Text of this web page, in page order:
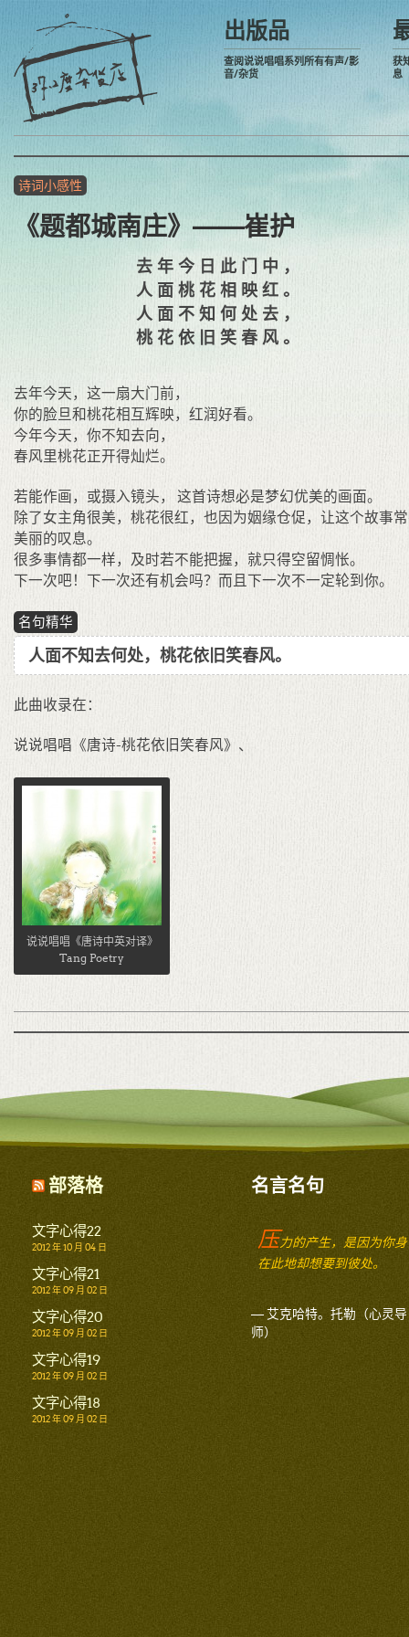
出版品
查阅说说唱唱系列所有有声/影
音/杂货
获
息
诗词小感性
《题都城南庄》——崔护
去年今日此门中，
人面桃花相映红。
人面不知何处去，
桃花依旧笑春风。
去年今天，这一扇大门前，
你的脸旦和桃花相互辉映，红润好看。
今年今天，你不知去向，
春风里桃花正开得灿烂。
若能作画，或摄入镜头， 这首诗想必是梦幻优美的画面。
除了女主角很美，桃花很红，也因为姻缘仓促，让这个故事
美丽的叹息。
很多事情都一样，及时若不能把握，就只得空留惆怅。
下一次吧！下一次还有机会吗？而且下一次不一定轮到你。
名句精华
人面不知去何处，桃花依旧笑春风。
此曲收录在：
说说唱唱《唐诗-桃花依旧笑春风》、
说说唱唱《唐诗中英对译》
Tang Poetry
部落格
文字心得22
2012 年 10 月 04 日
文字心得21
2012 年 09 月 02 日
文字心得20
2012 年 09 月 02 日
文字心得19
2012 年 09 月 02 日
文字心得18
2012 年 09 月 02 日
名言名句
压力的产生，是因为你身
在此地却想要到彼处。
— 艾克哈特。托勒（心灵导
师）